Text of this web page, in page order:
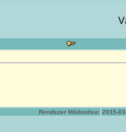
Rendszer Módosítva: 2015-